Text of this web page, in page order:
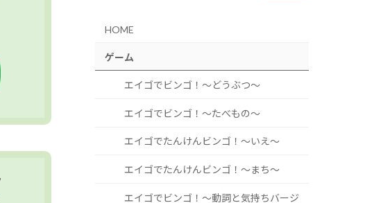
HOME
ゲーム
エイゴでビンゴ！～どうぶつ～
エイゴでビンゴ！～たべもの～
エイゴでたんけんビンゴ！～いえ～
エイゴでたんけんビンゴ！～まち～
エイゴでビンゴ！～動詞と気持ちバージ